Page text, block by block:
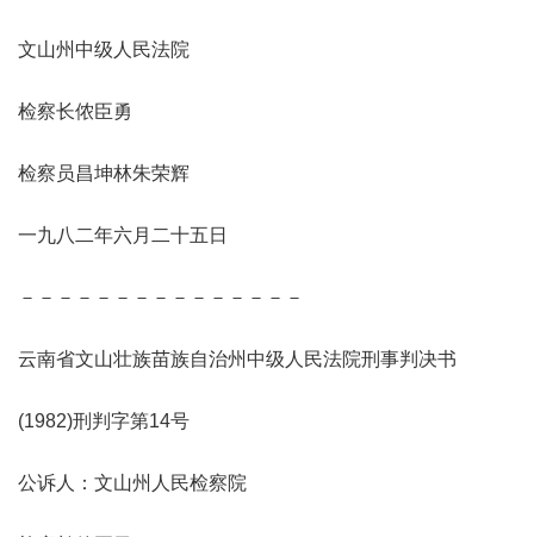
文山州中级人民法院
检察长侬臣勇
检察员昌坤林朱荣辉
一九八二年六月二十五日
－－－－－－－－－－－－－－－
云南省文山壮族苗族自治州中级人民法院刑事判决书
(1982)刑判字第14号
公诉人：文山州人民检察院